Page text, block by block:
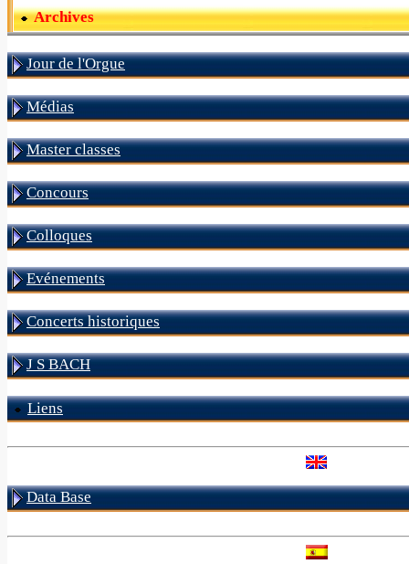
Archives
Jour de l'Orgue
Médias
Master classes
Concours
Colloques
Evénements
Concerts historiques
J S BACH
Liens
Data Base